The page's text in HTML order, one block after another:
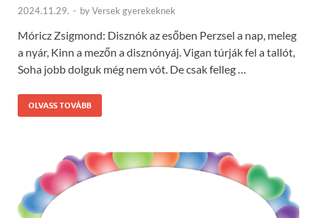
2024.11.29. - byVersek gyerekeknek
Móricz Zsigmond: Disznók az esőben Perzsel a nap, meleg
a nyár, Kinn a mezőn a disznónyáj. Vigan túrják fel a tallót,
Soha jobb dolguk még nem vót. De csak felleg …
OLVASS TOVÁBB